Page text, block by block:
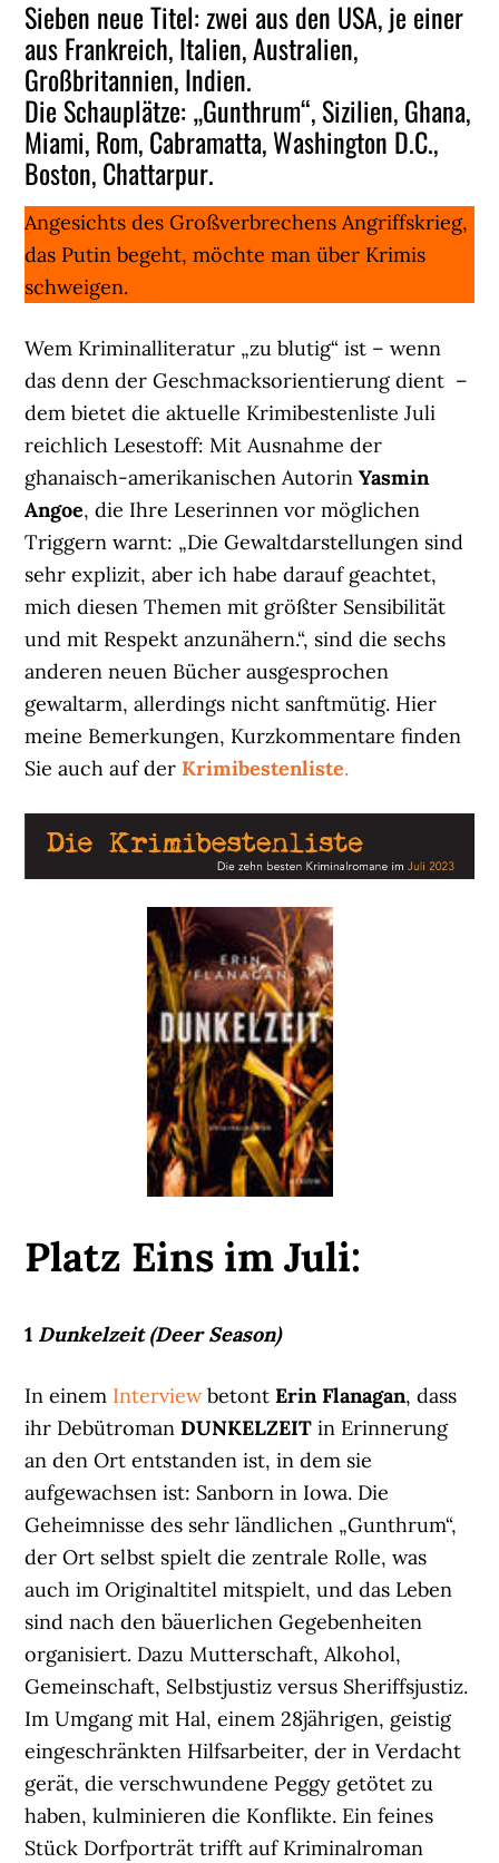
Sieben neue Titel: zwei aus den USA, je einer
aus Frankreich, Italien, Australien,
Großbritannien, Indien.
Die Schauplätze: „Gunthrum“, Sizilien, Ghana,
Miami, Rom, Cabramatta, Washington D.C.,
Boston, Chattarpur.
Angesichts des Großverbrechens Angriffskrieg,
das Putin begeht, möchte man über Krimis
schweigen.
Wem Kriminalliteratur „zu blutig“ ist – wenn
das denn der Geschmacksorientierung dient –
dem bietet die aktuelle Krimibestenliste Juli
reichlich Lesestoff: Mit Ausnahme der
ghanaisch-amerikanischen AutorinYasmin
Angoe, die Ihre Leserinnen vor möglichen
Triggern warnt: „Die Gewaltdarstellungen sind
sehr explizit, aber ich habe darauf geachtet,
mich diesen Themen mit größter Sensibilität
und mit Respekt anzunähern.“, sind die sechs
anderen neuen Bücher ausgesprochen
gewaltarm, allerdings nicht sanftmütig. Hier
meine Bemerkungen, Kurzkommentare finden
Sie auch auf der Krimibestenliste.
Platz Eins im Juli:
1 Dunkelzeit (Deer Season)
In einem InterviewbetontErin Flanagan, dass
ihr DebütromanDUNKELZEIT in Erinnerung
an den Ort entstanden ist, in dem sie
aufgewachsen ist: Sanborn in Iowa. Die
Geheimnisse des sehr ländlichen „Gunthrum“,
der Ort selbst spielt die zentrale Rolle, was
auch im Originaltitel mitspielt, und das Leben
sind nach den bäuerlichen Gegebenheiten
organisiert. Dazu Mutterschaft, Alkohol,
Gemeinschaft, Selbstjustiz versus Sheriffsjustiz.
Im Umgang mit Hal, einem 28jährigen, geistig
eingeschränkten Hilfsarbeiter, der in Verdacht
gerät, die verschwundene Peggy getötet zu
haben, kulminieren die Konflikte. Ein feines
Stück Dorfporträt trifft auf Kriminalroman